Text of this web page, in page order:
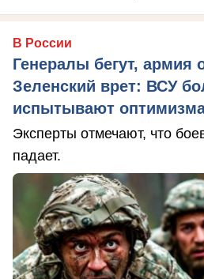
В России
Генералы бегут, армия
Зеленский врет: ВСУ
испытывают
Эксперты отмечают, что
падает.